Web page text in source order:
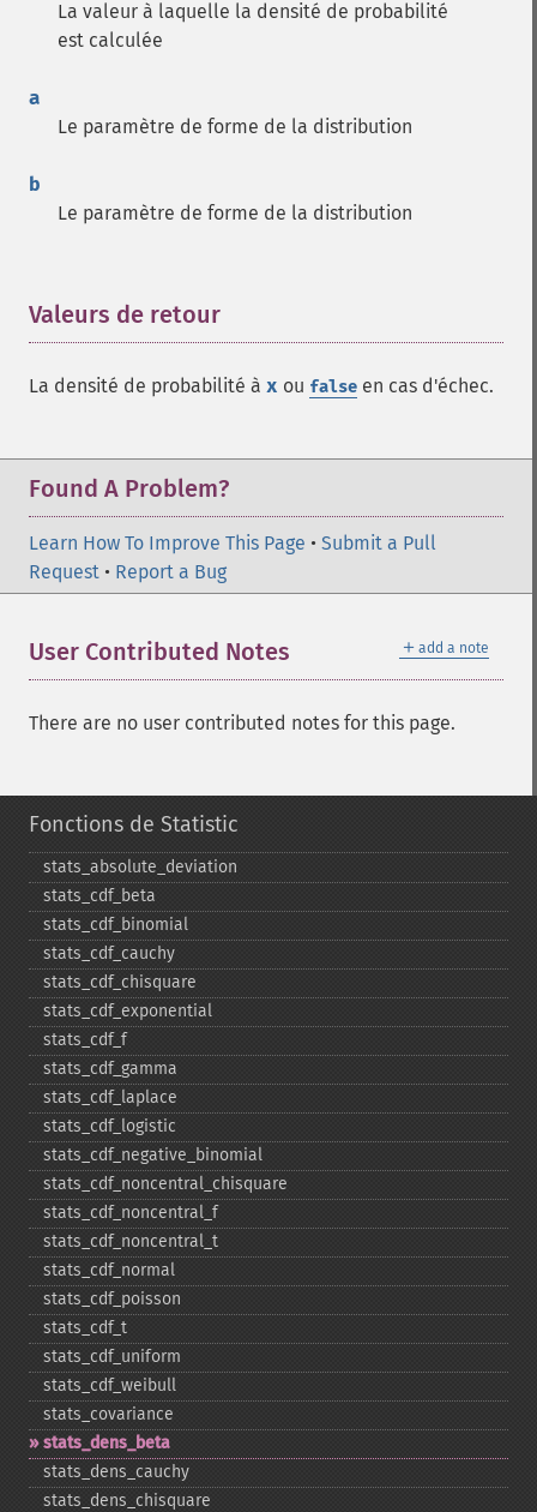
La valeur à laquelle la densité de probabilité
est calculée
a
Le paramètre de forme de la distribution
b
Le paramètre de forme de la distribution
Valeurs de retour
La densité de probabilité à x ou false en cas d'échec.
Found A Problem?
Learn How To Improve This Page • Submit a Pull
Request • Report a Bug
＋ add a note
User Contributed Notes
There are no user contributed notes for this page.
Fonctions de Statistic
stats_​absolute_​deviation
stats_​cdf_​beta
stats_​cdf_​binomial
stats_​cdf_​cauchy
stats_​cdf_​chisquare
stats_​cdf_​exponential
stats_​cdf_​f
stats_​cdf_​gamma
stats_​cdf_​laplace
stats_​cdf_​logistic
stats_​cdf_​negative_​binomial
stats_​cdf_​noncentral_​chisquare
stats_​cdf_​noncentral_​f
stats_​cdf_​noncentral_​t
stats_​cdf_​normal
stats_​cdf_​poisson
stats_​cdf_​t
stats_​cdf_​uniform
stats_​cdf_​weibull
stats_​covariance
stats_​dens_​beta
stats_​dens_​cauchy
stats_​dens_​chisquare